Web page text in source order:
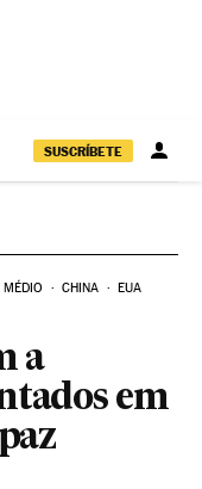
SUSCRÍBETE
MÉDIO CHINA EUA
a
em